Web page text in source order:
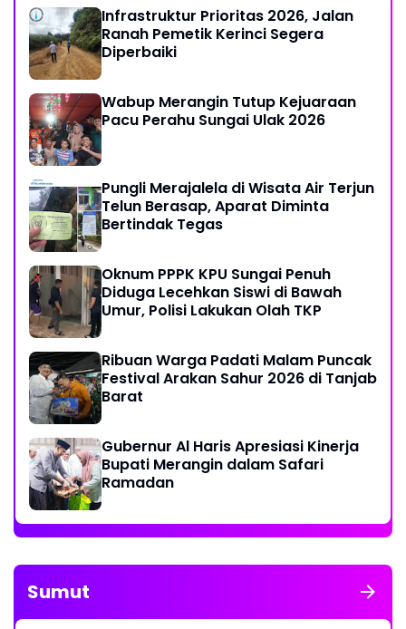
Infrastruktur Prioritas 2026, Jalan
Ranah Pemetik Kerinci Segera
Diperbaiki
Wabup Merangin Tutup Kejuaraan
Pacu Perahu Sungai Ulak 2026
Pungli Merajalela di Wisata Air Terjun
Telun Berasap, Aparat Diminta
Bertindak Tegas
Oknum PPPK KPU Sungai Penuh
Diduga Lecehkan Siswi di Bawah
Umur, Polisi Lakukan Olah TKP
Ribuan Warga Padati Malam Puncak
Festival Arakan Sahur 2026 di Tanjab
Barat
Gubernur Al Haris Apresiasi Kinerja
Bupati Merangin dalam Safari
Ramadan
Sumut